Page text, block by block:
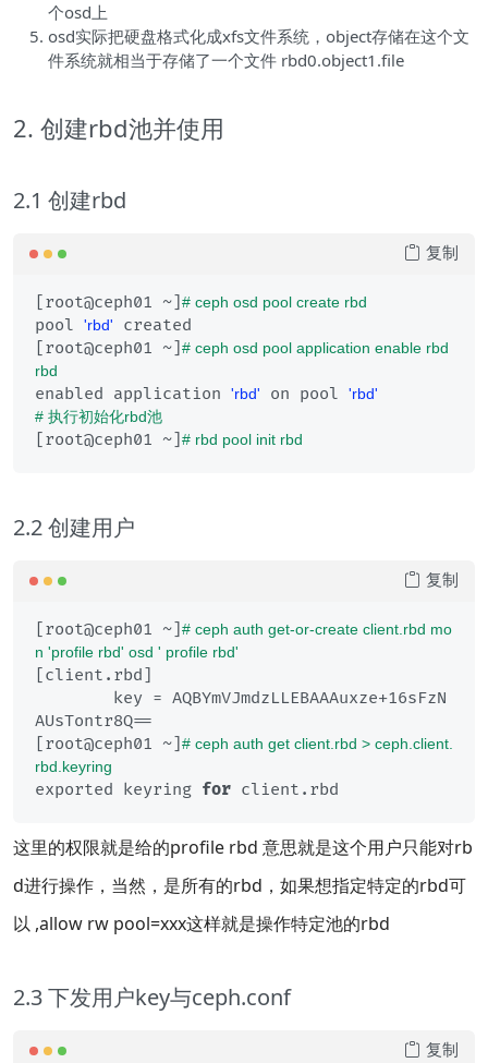
个osd上
osd实际把硬盘格式化成xfs文件系统，object存储在这个文
件系统就相当于存储了一个文件 rbd0.object1.file
2. 创建rbd池并使用
2.1 创建rbd
[root@ceph01 ~] # ceph osd pool create rbd
pool 'rbd'
created
[root@ceph01 ~] # ceph osd pool application enable rbd
rbd
enabled application 'rbd' on pool 'rbd'
# 执行初始化rbd池
[root@ceph01 ~] # rbd pool init rbd
复制
2.2 创建用户
[root@ceph01 ~] # ceph auth get-or-create client.rbd mo
n 'profile rbd' osd ' profile rbd'
[client.rbd]
AUsTontr8Q==
[root@ceph01 ~] # ceph auth get client.rbd > ceph.client.
rbd.keyring
exported keyring for
复制
这里的权限就是给的profile rbd 意思就是这个用户只能对rb
d进行操作，当然，是所有的rbd，如果想指定特定的rbd可
以 ,allow rw pool=xxx这样就是操作特定池的rbd
2.3 下发用户key与ceph.conf
复制